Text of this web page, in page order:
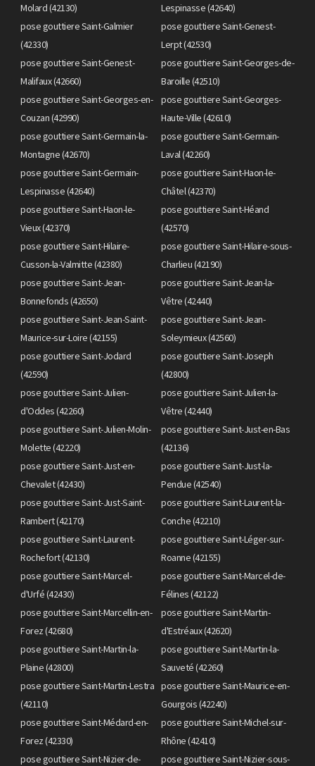
Molard (42130)
Lespinasse (42640)
pose gouttiere Saint-Galmier
(42330)
pose gouttiere Saint-Genest-
Lerpt (42530)
pose gouttiere Saint-Genest-
Malifaux (42660)
pose gouttiere Saint-Georges-de-
Baroille (42510)
pose gouttiere Saint-Georges-en-
Couzan (42990)
pose gouttiere Saint-Georges-
Haute-Ville (42610)
pose gouttiere Saint-Germain-la-
Montagne (42670)
pose gouttiere Saint-Germain-
Laval (42260)
pose gouttiere Saint-Germain-
Lespinasse (42640)
pose gouttiere Saint-Haon-le-
Châtel (42370)
pose gouttiere Saint-Haon-le-
Vieux (42370)
pose gouttiere Saint-Héand
(42570)
pose gouttiere Saint-Hilaire-
Cusson-la-Valmitte (42380)
pose gouttiere Saint-Hilaire-sous-
Charlieu (42190)
pose gouttiere Saint-Jean-
Bonnefonds (42650)
pose gouttiere Saint-Jean-la-
Vêtre (42440)
pose gouttiere Saint-Jean-Saint-
Maurice-sur-Loire (42155)
pose gouttiere Saint-Jean-
Soleymieux (42560)
pose gouttiere Saint-Jodard
(42590)
pose gouttiere Saint-Joseph
(42800)
pose gouttiere Saint-Julien-
d'Oddes (42260)
pose gouttiere Saint-Julien-la-
Vêtre (42440)
pose gouttiere Saint-Julien-Molin-
Molette (42220)
pose gouttiere Saint-Just-en-Bas
(42136)
pose gouttiere Saint-Just-en-
Chevalet (42430)
pose gouttiere Saint-Just-la-
Pendue (42540)
pose gouttiere Saint-Just-Saint-
Rambert (42170)
pose gouttiere Saint-Laurent-la-
Conche (42210)
pose gouttiere Saint-Laurent-
Rochefort (42130)
pose gouttiere Saint-Léger-sur-
Roanne (42155)
pose gouttiere Saint-Marcel-
d'Urfé (42430)
pose gouttiere Saint-Marcel-de-
Félines (42122)
pose gouttiere Saint-Marcellin-en-
Forez (42680)
pose gouttiere Saint-Martin-
d'Estréaux (42620)
pose gouttiere Saint-Martin-la-
Plaine (42800)
pose gouttiere Saint-Martin-la-
Sauveté (42260)
pose gouttiere Saint-Martin-Lestra
(42110)
pose gouttiere Saint-Maurice-en-
Gourgois (42240)
pose gouttiere Saint-Médard-en-
Forez (42330)
pose gouttiere Saint-Michel-sur-
Rhône (42410)
pose gouttiere Saint-Nizier-de-
pose gouttiere Saint-Nizier-sous-